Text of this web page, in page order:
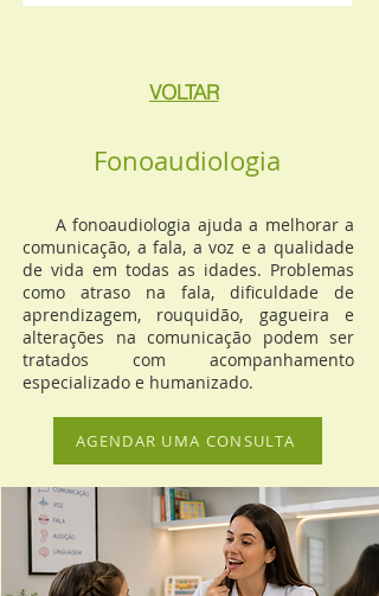
VOLTAR
Fonoaudiologia
A fonoaudiologia ajuda a melhorar a
comunicação, a fala, a voz e a qualidade
de vida em todas as idades. Problemas
como atraso na fala, dificuldade de
aprendizagem, rouquidão, gagueira e
alterações na comunicação podem ser
tratados com acompanhamento
especializado e humanizado.
AGENDAR UMA CONSULTA